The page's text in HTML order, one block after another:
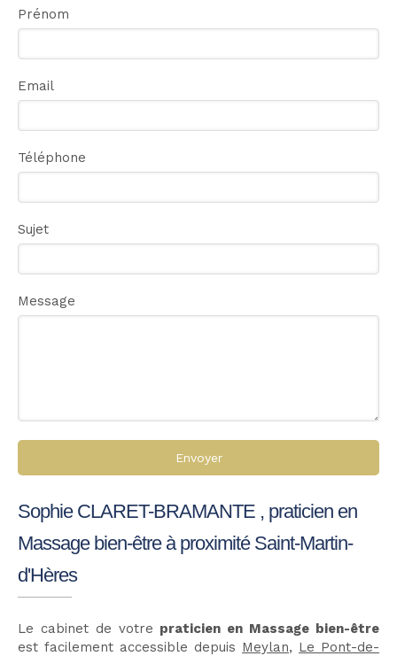
Prénom
Email
Téléphone
Sujet
Message
Envoyer
Sophie CLARET-BRAMANTE , praticien en
Massage bien-être à proximité Saint-Martin-
d'Hères
Le cabinet de votre praticien en Massage bien-être
est facilement accessible depuis Meylan, Le Pont-de-